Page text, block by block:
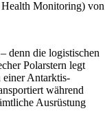
Monitoring)
denn die logistischen
Polarstern legt
einer Antarktis-
während
Ausrüstung